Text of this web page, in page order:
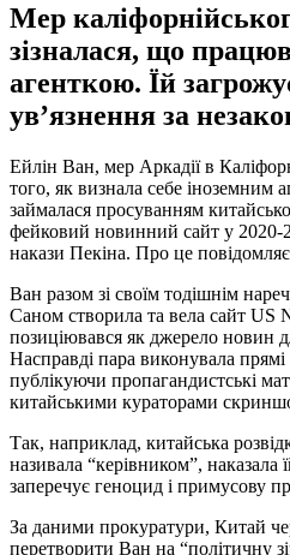
Мер
зізналася, що
агенткою. Їй
ув’язнення за
Ейлін Ван, мер Аркадії в
того, як визнала себе іноземним
займалася просуванням
фейковий новинний сайт у 2020-
накази Пекіна. Про це повідомляє
Ван разом зі своїм тодішнім
Саном створила та вела сайт US
позиціювався як джерело новин
Насправді пара виконувала
публікуючи пропагандистські
китайськими кураторами
Так, наприклад, китайська
називала “керівником”,
заперечує геноцид і примусову
За даними прокуратури, Китай
перетворити Ван на “політичну